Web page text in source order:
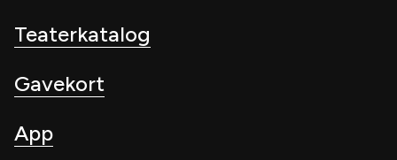
Teaterkatalog
Gavekort
App